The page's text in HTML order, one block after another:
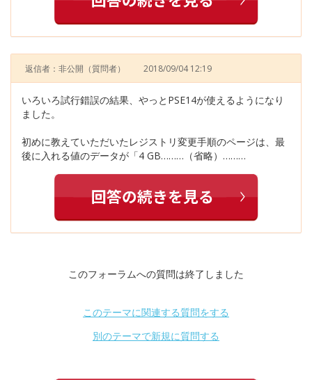
返信者：非公開 （質問者） 2018/09/04 12:19
いろいろ試行錯誤の結果、やっとPSE14が使えるようになり
ました。
初めに教えていただいたレジストリ変更手順のページは、最
後に入れる値のデータが「4 GB………（省略）………
このフォーラムへの質問は終了しました
このテーマに関連する質問をする
別のテーマで新規に質問する